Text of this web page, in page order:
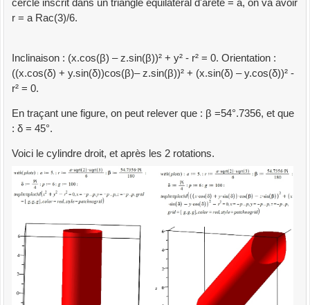
cercle inscrit dans un triangle équilatéral d'arête = a, on va avoir
r = a Rac(3)/6.
Inclinaison : (x.cos(β) – z.sin(β))² + y² - r² = 0. Orientation :
((x.cos(δ) + y.sin(δ))cos(β)– z.sin(β))² + (x.sin(δ) – y.cos(δ))² -
r² = 0.
En traçant une figure, on peut relever que : β =54°.7356, et que
: δ = 45°.
Voici le cylindre droit, et après les 2 rotations.